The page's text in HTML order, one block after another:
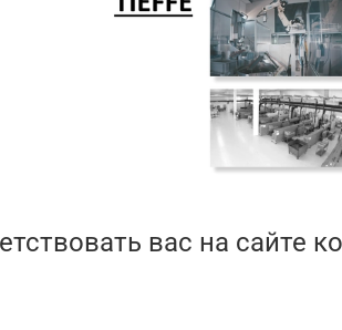
вас на сайте